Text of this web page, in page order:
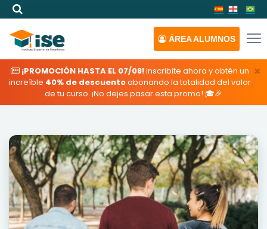
ÁREAALUMNOS
×
¡PROMOCIÓN HASTA EL 07/08!Inscribite ahora y obtén un
increíble 40% de descuentoabonando la totalidad del valor
de tu curso. ¡No dejes pasar esta promo! 🎓🎉